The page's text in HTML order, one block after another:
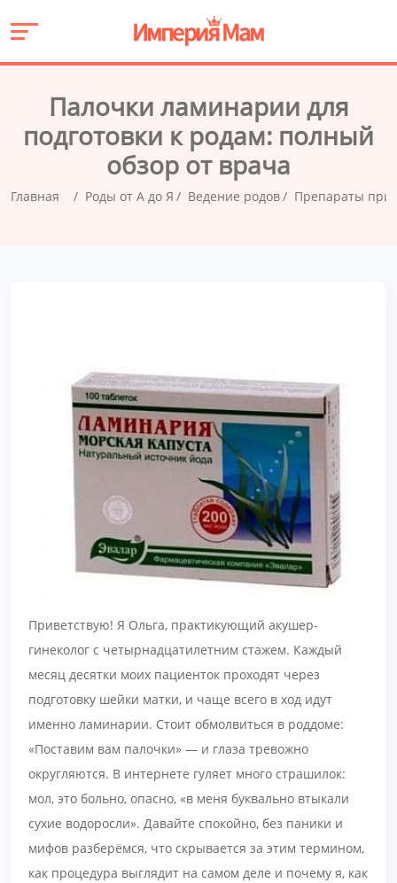
Палочки ламинарии для
подготовки к родам: полный
обзор от врача
Главная Роды от А до Я Ведение родов Препараты при
Приветствую! Я Ольга, практикующий акушер-
гинеколог с четырнадцатилетним стажем. Каждый
месяц десятки моих пациенток проходят через
подготовку шейки матки, и чаще всего в ход идут
именно ламинарии. Стоит обмолвиться в роддоме:
«Поставим вам палочки» — и глаза тревожно
округляются. В интернете гуляет много страшилок:
мол, это больно, опасно, «в меня буквально втыкали
сухие водоросли». Давайте спокойно, без паники и
мифов разберёмся, что скрывается за этим термином,
как процедура выглядит на самом деле и почему я, как